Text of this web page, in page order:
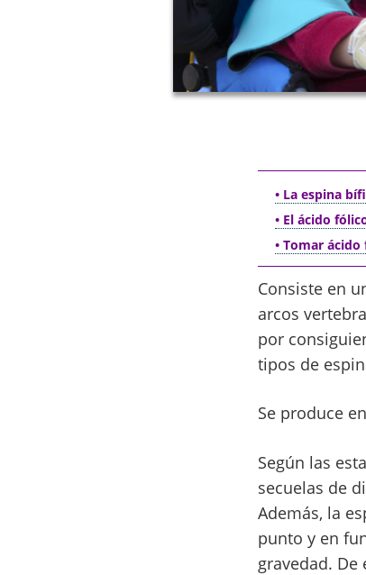
• La espina
• El ácido
• Tomar
Consiste en
arcos
por
tipos de
Se produce
Según las
secuelas de
Además, la
punto y en
gravedad. De